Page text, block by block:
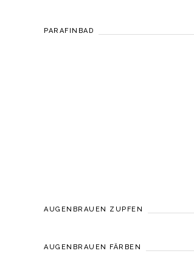
PARAFINBAD
AUGENBRAUEN ZUPFEN
AUGENBRAUEN FÄRBEN